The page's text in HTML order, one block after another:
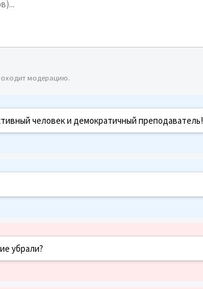
модерацию.
человек и демократичный преподаватель!
убрали?